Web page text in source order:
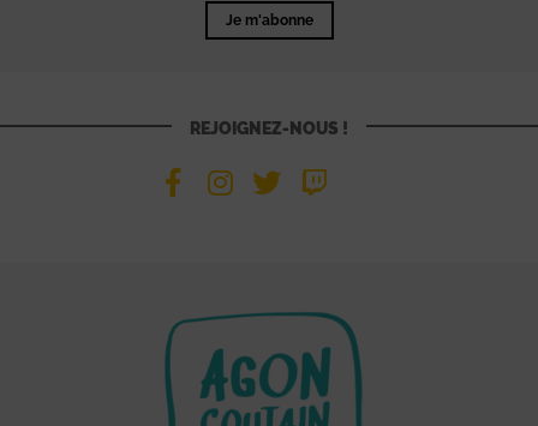
Je m'abonne
REJOIGNEZ-NOUS !